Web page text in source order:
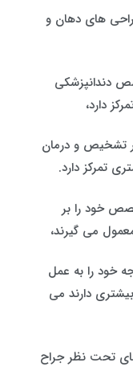
های دهان و
دندانپزشکی
دارد،
تشخیص و درمان
تمرکز دارد.
خود را بر
می گیرند،
خود را به عمل
دارند می
تحت نظر جراح